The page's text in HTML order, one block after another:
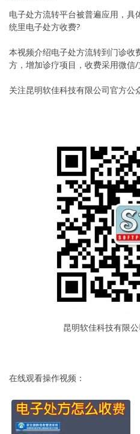
电子处方流转平台被普遍应用，具
统里电子处方收费?
本视频介绍电子处方流转到门诊收
方，增加诊疗项目，收费采用微信/
关注昆明软佳科技有限公司官方公
昆明软佳科技有限
在线观看操作视频：